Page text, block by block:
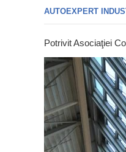
AUTOEXPERT
Potrivit Asociaţiei